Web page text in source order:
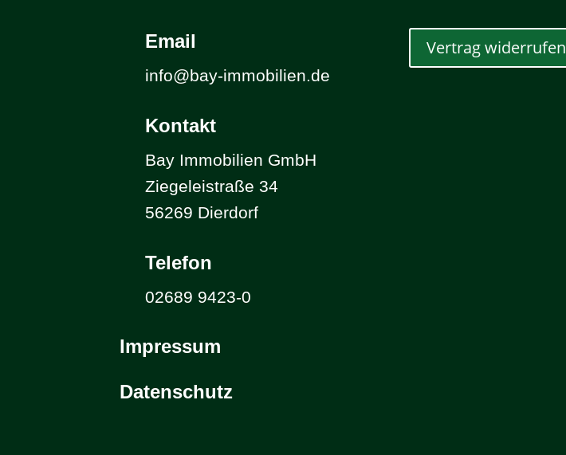
Email
info@bay-immobilien.de
Kontakt
Bay Immobilien GmbH
Ziegeleistraße 34
56269 Dierdorf
Telefon
02689 9423-0
Impressum
Datenschutz
Vertrag widerrufen